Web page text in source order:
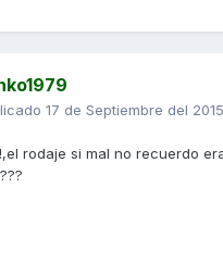
17 de Septiembre del 2015
rodaje si mal no recuerdo